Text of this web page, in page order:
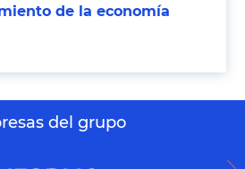
de la economía
del grupo